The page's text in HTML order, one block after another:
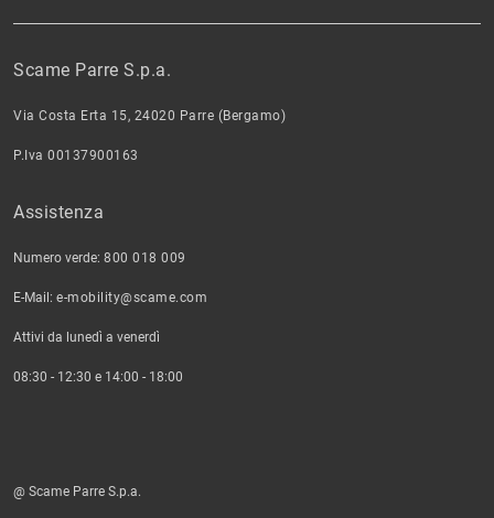
Scame Parre S.p.a.
Via Costa Erta 15, 24020 Parre (Bergamo)
P.Iva 00137900163
Assistenza
Numero verde: 800 018 009
E-Mail: e-mobility@scame.com
Attivi da lunedì a venerdì
08:30 - 12:30 e 14:00 - 18:00
@ Scame Parre S.p.a.